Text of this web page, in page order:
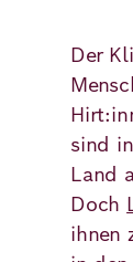
Der
sind
Land
Doch
ihnen